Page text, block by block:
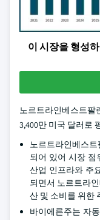
이 시장을 형성
노르트라인베스트
3,400만 미국 달러로
노르트라인베스
되어 있어 시장 점
산업 인프라와 주
되면서 노르트라
산 및 소비를 위한
바이에른주는 자